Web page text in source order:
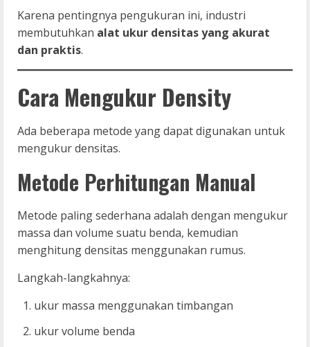
Karena pentingnya pengukuran ini, industri
membutuhkan alat ukur densitas yang akurat
dan praktis.
Cara Mengukur Density
Ada beberapa metode yang dapat digunakan untuk
mengukur densitas.
Metode Perhitungan Manual
Metode paling sederhana adalah dengan mengukur
massa dan volume suatu benda, kemudian
menghitung densitas menggunakan rumus.
Langkah-langkahnya:
ukur massa menggunakan timbangan
ukur volume benda